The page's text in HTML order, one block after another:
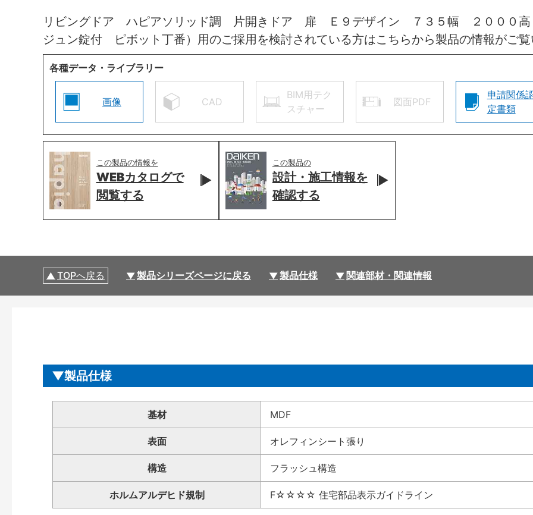
リビングドア ハピアソリッド調 片開きドア 扉 Ｅ９デザイン ７３５幅 ２０００
ジュン錠付 ピボット丁番）用のご採用を検討されている方はこちらから製品の情報がご
各種データ・ライブラリー
画像 CAD
BIM用テク
スチャー
図面PDF
申請関係
定書類
この製品の情報を
WEBカタログで
閲覧する
この製品の
設計・施工情報を
確認する
TOPへ戻る 製品シリーズページに戻る 製品仕様 関連部材・関連情報
製品仕様
基材 MDF
表面 オレフィンシート張り
構造 フラッシュ構造
ホルムアルデヒド規制 F☆☆☆☆ 住宅部品表示ガイドライン